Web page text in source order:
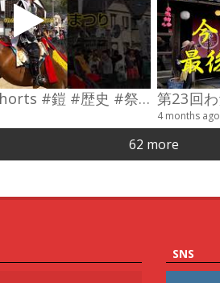
#コスプレ #shorts #鎧 #歴史 #祭り
4 months ago
62 more
SNS